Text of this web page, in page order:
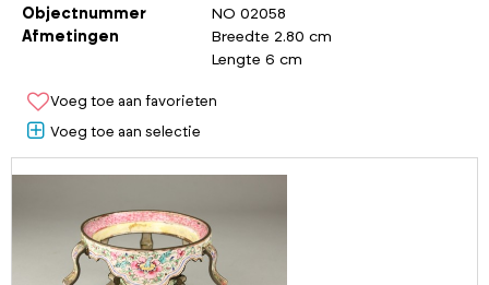
Objectnummer
NO 02058
Afmetingen
Breedte 2.80 cm
Lengte 6 cm
Voeg toe aan favorieten
Voeg toe aan selectie